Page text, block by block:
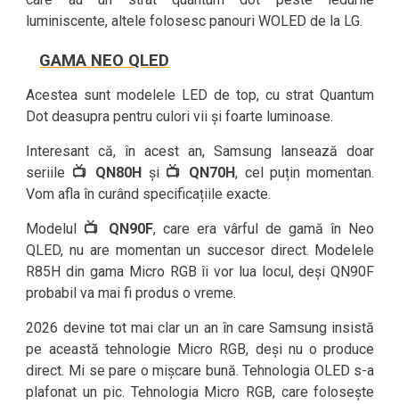
luminiscente, altele folosesc panouri WOLED de la LG.
GAMA NEO QLED
Acestea sunt modelele LED de top, cu strat Quantum
Dot deasupra pentru culori vii și foarte luminoase.
Interesant că, în acest an, Samsung lansează doar
seriile 📺 QN80H și 📺 QN70H, cel puțin momentan.
Vom afla în curând specificațiile exacte.
Modelul 📺 QN90F, care era vârful de gamă în Neo
QLED, nu are momentan un succesor direct. Modelele
R85H din gama Micro RGB îi vor lua locul, deși QN90F
probabil va mai fi produs o vreme.
2026 devine tot mai clar un an în care Samsung insistă
pe această tehnologie Micro RGB, deși nu o produce
direct. Mi se pare o mișcare bună. Tehnologia OLED s-a
plafonat un pic. Tehnologia Micro RGB, care folosește